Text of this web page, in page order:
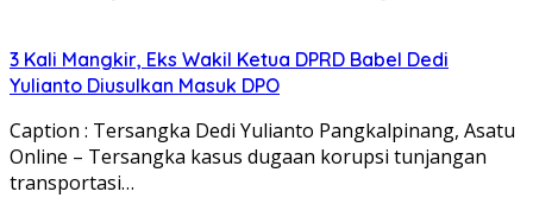
3 Kali Mangkir, Eks Wakil Ketua DPRD Babel Dedi
Yulianto Diusulkan Masuk DPO
Caption : Tersangka Dedi Yulianto Pangkalpinang, Asatu
Online – Tersangka kasus dugaan korupsi tunjangan
transportasi…